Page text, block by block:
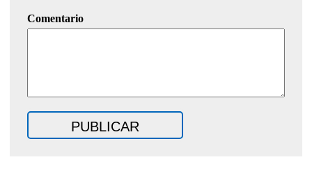
Comentario